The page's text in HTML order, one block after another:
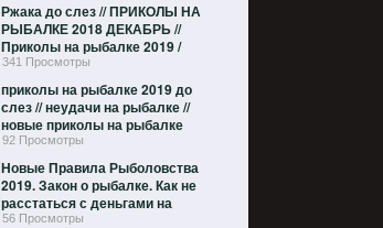
Ржака до слез // ПРИКОЛЫ НА
РЫБАЛКЕ 2018 ДЕКАБРЬ //
Приколы на рыбалке 2019 /
пьяные на рыбалке
341 Просмотры
приколы на рыбалке 2019 до
слез // неудачи на рыбалке //
новые приколы на рыбалке
92 Просмотры
Новые Правила Рыболовства
2019. Закон о рыбалке. Как не
расстаться с деньгами на
рыбалке?!
56 Просмотры